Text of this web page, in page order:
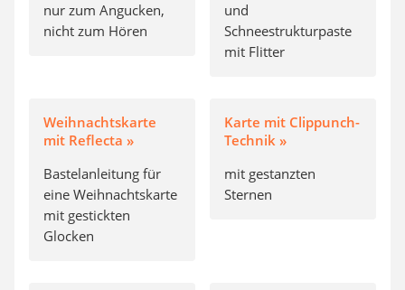
nur zum Angucken,
nicht zum Hören
und
Schneestrukturpaste
mit Flitter
Weihnachtskarte
mit Reflecta »
Bastelanleitung für
eine Weihnachtskarte
mit gestickten
Glocken
Karte mit Clippunch-
Technik »
mit gestanzten
Sternen